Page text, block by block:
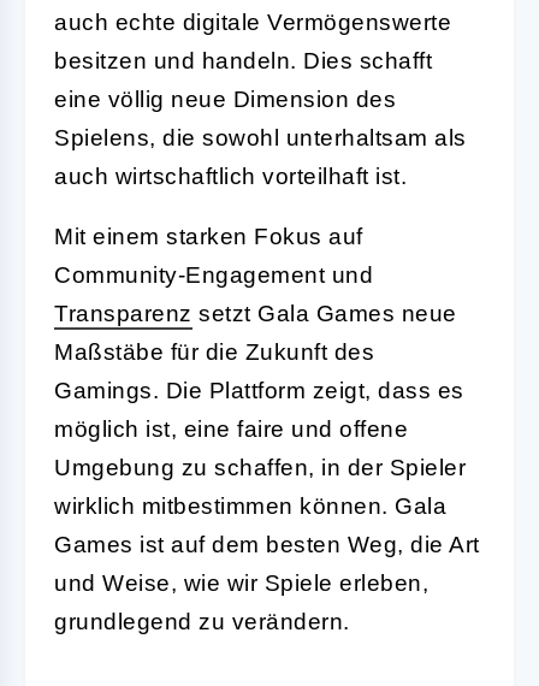
auch echte digitale Vermögenswerte
besitzen und handeln. Dies schafft
eine völlig neue Dimension des
Spielens, die sowohl unterhaltsam als
auch wirtschaftlich vorteilhaft ist.
Mit einem starken Fokus auf
Community-Engagement und
Transparenz setzt Gala Games neue
Maßstäbe für die Zukunft des
Gamings. Die Plattform zeigt, dass es
möglich ist, eine faire und offene
Umgebung zu schaffen, in der Spieler
wirklich mitbestimmen können. Gala
Games ist auf dem besten Weg, die Art
und Weise, wie wir Spiele erleben,
grundlegend zu verändern.